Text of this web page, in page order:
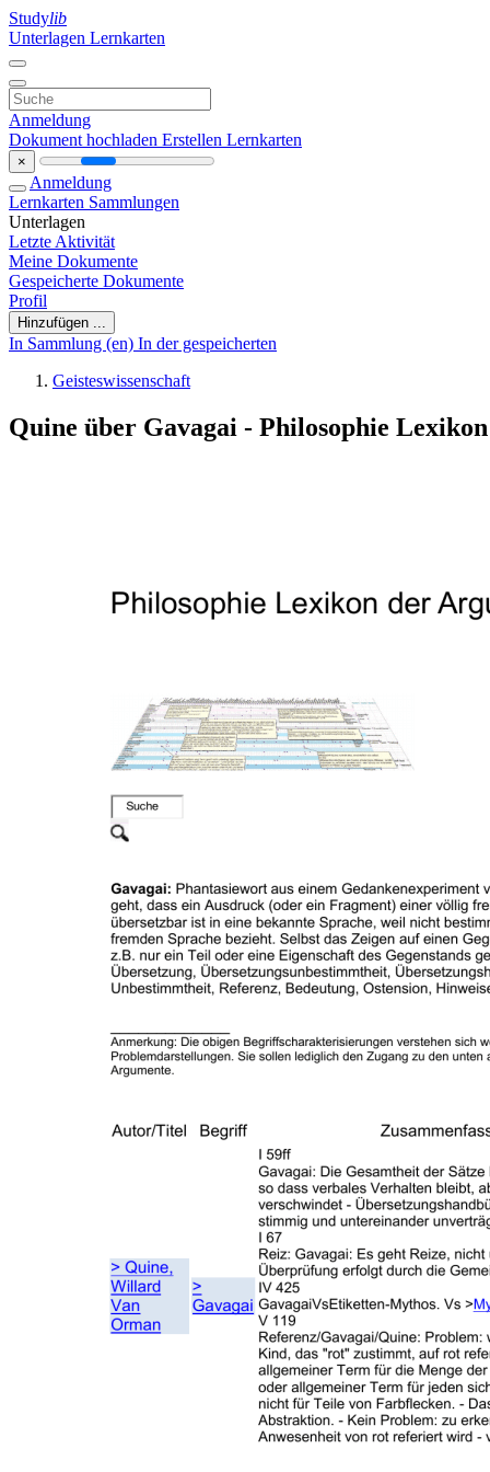
Studylib
Unterlagen Lernkarten
Anmeldung
Dokument hochladen Erstellen Lernkarten
×
Anmeldung
Lernkarten Sammlungen
Unterlagen
Letzte Aktivität
Meine Dokumente
Gespeicherte Dokumente
Profil
Hinzufügen ...
In Sammlung (en) In der gespeicherten
Geisteswissenschaft
Quine über Gavagai - Philosophie